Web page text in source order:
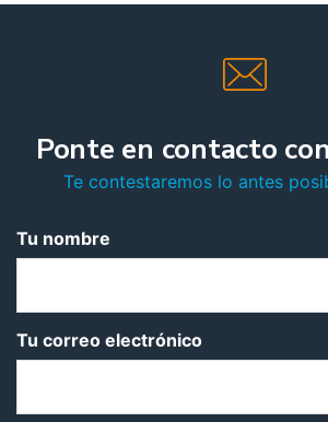
Ponte en contacto
Te contestaremos lo antes
Tu nombre
Tu correo electrónico